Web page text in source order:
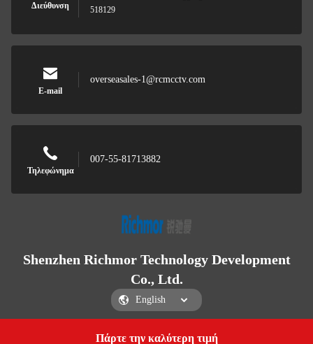
Πάρτε την καλύτερη τιμή
Διεύθυνση
518129
E-mail
overseasales-1@rcmcctv.com
Τηλεφώνημα
007-55-81713882
Shenzhen Richmor Technology Development
Co., Ltd.
Shenzhen Richmor Technology Development Co., Ltd.
Get a Quote